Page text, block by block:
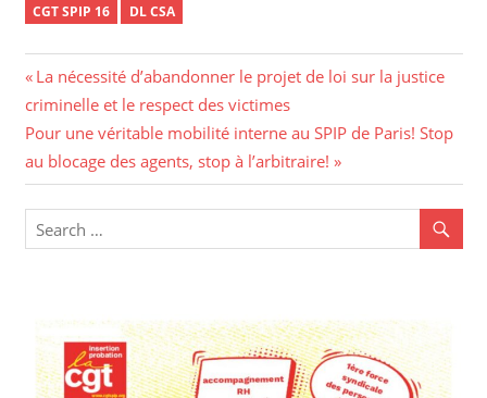
CGT SPIP 16 DL CSA
La nécessité d’abandonner le projet de loi sur la justice
criminelle et le respect des victimes
Pour une véritable mobilité interne au SPIP de Paris! Stop
au blocage des agents, stop à l’arbitraire!